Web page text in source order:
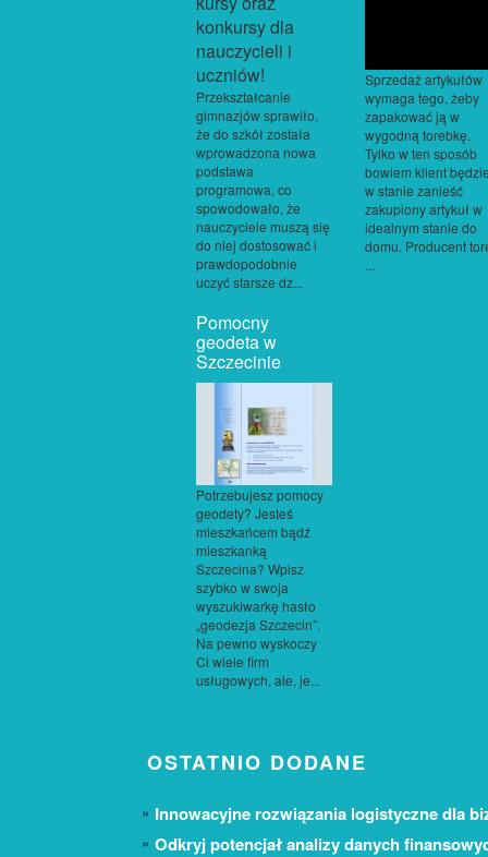
Przekształcanie
gimnazjów sprawiło,
że do szkół została
wprowadzona nowa
podstawa
programowa, co
spowodowało, że
nauczyciele muszą się
do niej dostosować i
prawdopodobnie
uczyć starsze dz...
Sprzedaż artykułów
wymaga tego, żeby
zapakować ją w
wygodną torebkę.
Tylko w ten sposób
bowiem klient
w stanie zanieść
zakupiony artykuł w
idealnym stanie do
domu. Producent
...
Pomocny
geodeta w
Szczecinie
Potrzebujesz pomocy
geodety? Jesteś
mieszkańcem bądź
mieszkanką
Szczecina? Wpisz
szybko w swoja
wyszukiwarkę hasło
„geodezja Szczecin”.
Na pewno wyskoczy
Ci wiele firm
usługowych, ale, je...
OSTATNIO DODANE
Innowacyjne rozwiązania logistyczne dla
Odkryj potencjał analizy danych